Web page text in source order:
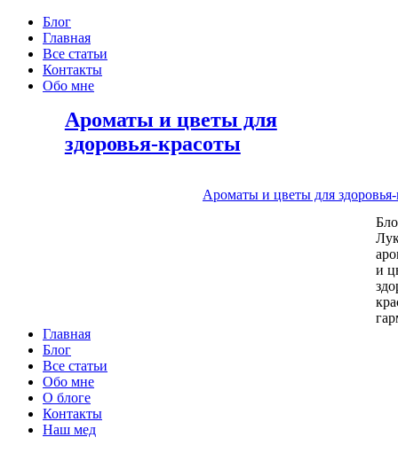
Блог
Главная
Все статьи
Контакты
Обо мне
Ароматы и цветы для
здоровья-красоты
Ароматы и цветы для
и
Главная
Блог
Все статьи
Обо мне
О блоге
Контакты
Наш мед